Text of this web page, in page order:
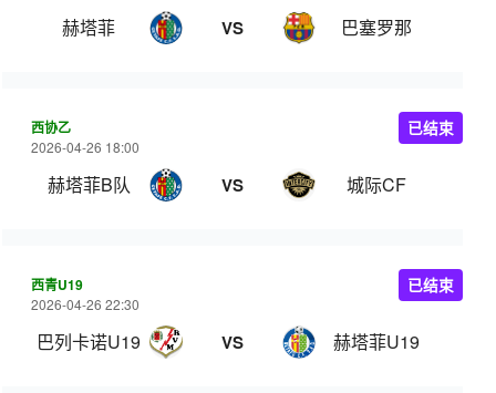
赫塔菲 VS 巴塞罗那
西协乙
2026-04-26 18:00
赫塔菲B队 VS 城际CF
已结束
西青U19
2026-04-26 22:30
巴列卡诺U19 VS 赫塔菲U19
已结束